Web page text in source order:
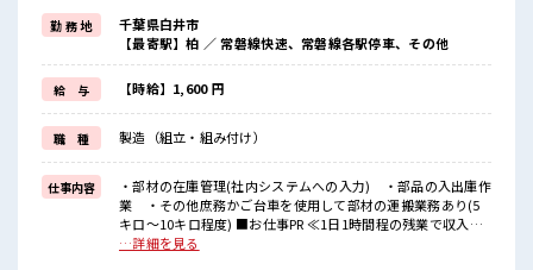
家族や友人と一緒にプライベート満喫！
制服があると毎日の服選びに悩まずOK♪
≪未経験の方も大カンゲイ≫
新しいことにチャレンジするのは不安だけど、
しっかり働く環境が整っています！
イチからスキルUP・ステップUP目指していきましょう！
≪自分に向いている仕事が探せる≫
困った事などがあれば、
担当がしっかりサポートします！
■職場の雰囲気
少人数の職場でこじんまり。
職場の仲間との交流もできちゃうかも？
勤 務 地
千葉県白井市
【最寄駅】柏 ／ 常磐線快速、常磐線各駅停車、その他
給 与 【時給】1,600 円
職 種 製造（組立・組み付け）
仕事内容
・部材の在庫管理(社内システムへの入力) ・部品の入出庫作
業 ・その他庶務かご台車を使用して部材の運搬業務あり(5
キロ～10キロ程度) ■お仕事PR ≪1日1時間程の残業で収入ア
ップ≫ 残業は月20時間未満で、 ほどよく稼げます♪ ≪土日祝
…詳細を見る